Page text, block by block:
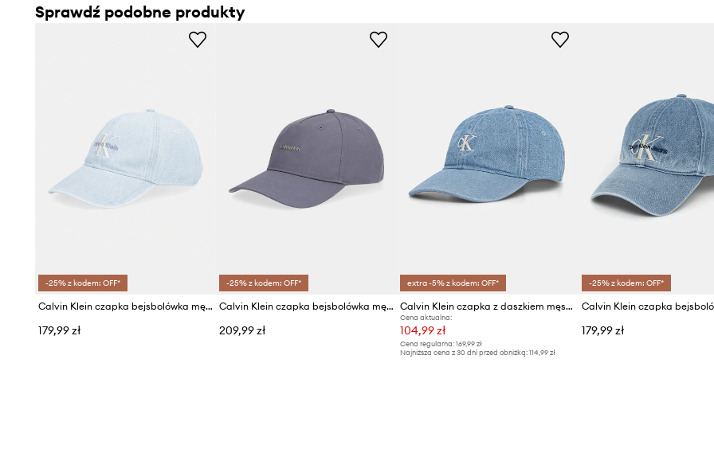
Sprawdź podobne produkty
-25% z kodem: OFF*
Calvin Klein czapka bejsbolówka męska jeansowa
179,99 zł
-25% z kodem: OFF*
Calvin Klein czapka bejsbolówka męska bawełniana
209,99 zł
extra -5% z kodem: OFF*
Calvin Klein czapka z daszkiem męska jeansowa
Cena aktualna:
104,99 zł
Cena regularna: 169,99 zł
Najniższa cena z 30 dni przed obniżką: 114,99 zł
-25% z kodem: OFF*
179,99 zł